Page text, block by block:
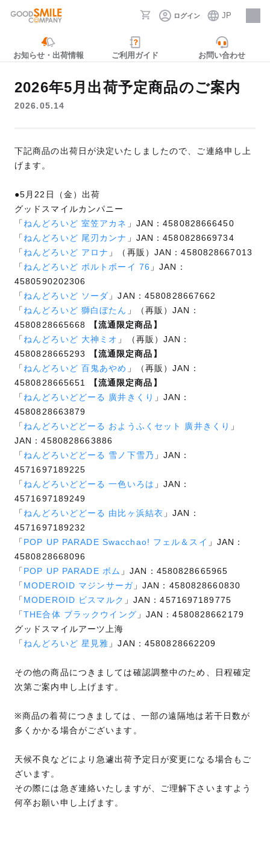
ログイン JP
採用情報
お知らせ・出荷情報 ご利用ガイド お問い合わせ
2026年5月出荷予定商品のご案内
2026.05.14
下記商品の出荷日が決定いたしましたので、ご連絡申し上
げます。
●5月22日（金）出荷
グッドスマイルカンパニー
「 ねんどろいど 室笠アカネ 」JAN：4580828666450
「 ねんどろいど 尾刃カンナ 」JAN：4580828669734
「 ねんどろいど アロナ 」（再販）JAN：4580828667013
「 ねんどろいど ボルトボーイ 76 」JAN：
4580590202306
「 ねんどろいど ソーダ 」JAN：4580828667662
「 ねんどろいど 獅白ぼたん 」（再販）JAN：
4580828665668
【流通限定商品】
「 ねんどろいど 大神ミオ 」（再販）JAN：
4580828665293
【流通限定商品】
「 ねんどろいど 百鬼あやめ 」（再販）JAN：
4580828665651
【流通限定商品】
「 ねんどろいどどーる 廣井きくり 」JAN：
4580828663879
「 ねんどろいどどーる おようふくセット 廣井きくり 」
JAN：4580828663886
「 ねんどろいどどーる 雪ノ下雪乃 」JAN：
4571697189225
「 ねんどろいどどーる 一色いろは 」JAN：
4571697189249
「 ねんどろいどどーる 由比ヶ浜結衣 」JAN：
4571697189232
「 POP UP PARADE Swacchao! フェル＆スイ 」JAN：
4580828668096
「 POP UP PARADE ボム 」JAN：4580828665965
「 MODEROID マジンサーガ」JAN：4580828660830
「 MODEROID ビスマルク 」JAN：4571697189775
「THE合体 ブラックウイング 」JAN：4580828662179
グッドスマイルアーツ上海
「 ねんどろいど 星見雅 」JAN：4580828662209
その他の商品につきましては確認調整中のため、日程確定
次第ご案内申し上げます。
※商品の着荷につきましては、一部の遠隔地は若干日数が
多くかかる場合がございます。
天候不良などにより急遽出荷予定日が変更になる場合もご
ざいます。
その際には急ぎ連絡いたしますが、ご理解下さいますよう
何卒お願い申し上げます。